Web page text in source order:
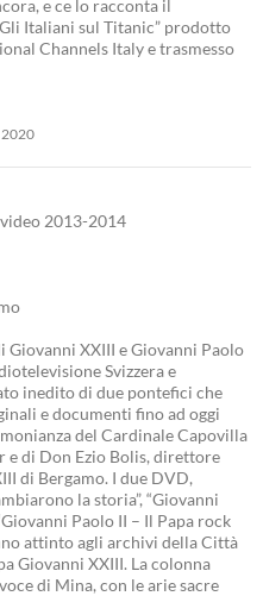
e ce lo racconta il
Italiani sul Titanic” prodotto
Channels Italy e trasmesso
2013-2014
Giovanni XXIII e Giovanni Paolo
Svizzera e
inedito di due pontefici che
e documenti fino ad oggi
del Cardinale Capovilla
e di Don Ezio Bolis, direttore
di Bergamo. I due DVD,
la storia”, “Giovanni
Paolo II – Il Papa rock
attinto agli archivi della Città
Giovanni XXIII. La colonna
di Mina, con le arie sacre